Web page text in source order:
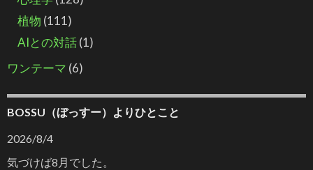
植物 (111)
AIとの対話(1)
ワンテーマ (6)
BOSSU（ぼっすー）よりひとこと
2026/8/4
気づけば8月でした。